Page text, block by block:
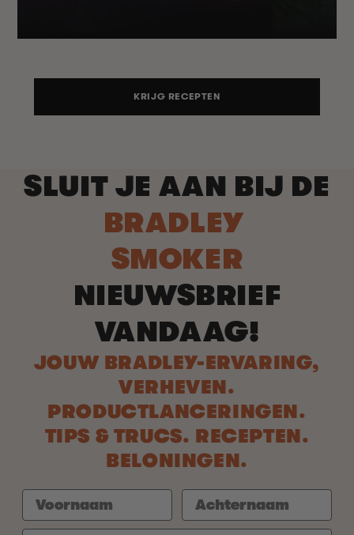
KRIJG RECEPTEN
SLUIT JE AAN BIJ DE
BRADLEY
SMOKER
NIEUWSBRIEF
VANDAAG!
JOUW BRADLEY-ERVARING,
VERHEVEN.
PRODUCTLANCERINGEN.
TIPS & TRUCS. RECEPTEN.
BELONINGEN.